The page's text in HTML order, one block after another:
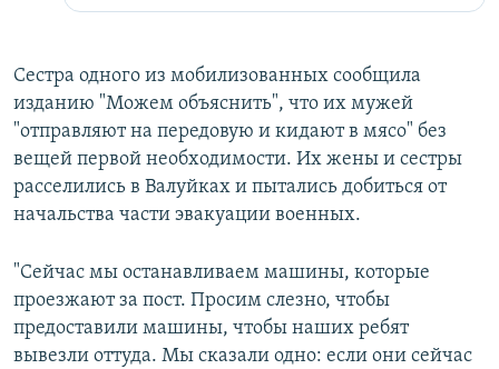
Сестра одного из мобилизованных сообщила
изданию "Можем объяснить", что их мужей
"отправляют на передовую и кидают в мясо" без
вещей первой необходимости. Их жены и сестры
расселились в Валуйках и пытались добиться от
начальства части эвакуации военных.
"Сейчас мы останавливаем машины, которые
проезжают за пост. Просим слезно, чтобы
предоставили машины, чтобы наших ребят
вывезли оттуда. Мы сказали одно: если они сейчас